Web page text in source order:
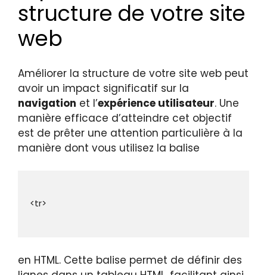
structure de votre site
web
Améliorer la structure de votre site web peut
avoir un impact significatif sur la
navigation et l’expérience utilisateur. Une
manière efficace d’atteindre cet objectif
est de prêter une attention particulière à la
manière dont vous utilisez la balise
en HTML. Cette balise permet de définir des